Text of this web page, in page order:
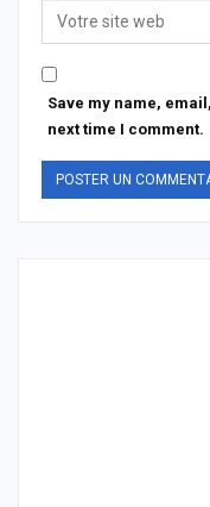
Save my name,
next time I comment.